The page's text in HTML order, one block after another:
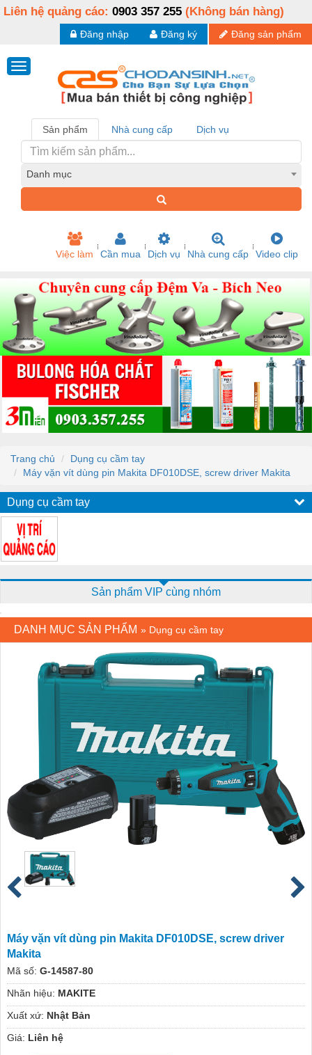
Liên hệ quảng cáo: 0903 357 255 (Không bán hàng)
Đăng sản phẩm
Đăng ký
Đăng nhập
Sản phẩm Nhà cung cấp Dịch vụ
Danh mục
Việc làm Cần mua Dịch vụ Nhà cung cấp Video clip
Trang chủ
Dụng cụ cầm tay
Máy vặn vít dùng pin Makita DF010DSE, screw driver Makita
Dụng cụ cầm tay
Sản phẩm VIP cùng nhóm
DANH MỤC SẢN PHẨM » Dụng cụ cầm tay
Máy vặn vít dùng pin Makita DF010DSE, screw driver
Makita
Mã số: G-14587-80
Nhãn hiệu: MAKITE
Xuất xứ: Nhật Bản
Giá: Liên hệ